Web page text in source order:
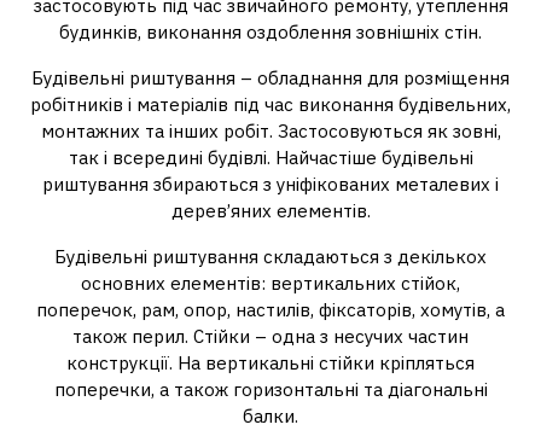
застосовують під час звичайного ремонту, утеплення
будинків, виконання оздоблення зовнішніх стін.
Будівельні риштування – обладнання для розміщення
робітників і матеріалів під час виконання будівельних,
монтажних та інших робіт. Застосовуються як зовні,
так і всередині будівлі. Найчастіше будівельні
риштування збираються з уніфікованих металевих і
дерев’яних елементів.
Будівельні риштування складаються з декількох
основних елементів: вертикальних стійок,
поперечок, рам, опор, настилів, фіксаторів, хомутів, а
також перил. Стійки – одна з несучих частин
конструкції. На вертикальні стійки кріпляться
поперечки, а також горизонтальні та діагональні
балки.